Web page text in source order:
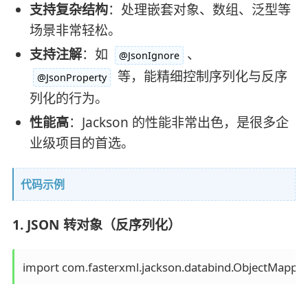
支持复杂结构：处理嵌套对象、数组、泛型等
场景非常轻松。
支持注解：如 @JsonIgnore 、
@JsonProperty
等，能精细控制序列化与反序
列化的行为。
性能高：Jackson 的性能非常出色，是很多企
业级项目的首选。
代码示例
1. JSON 转对象（反序列化）
import